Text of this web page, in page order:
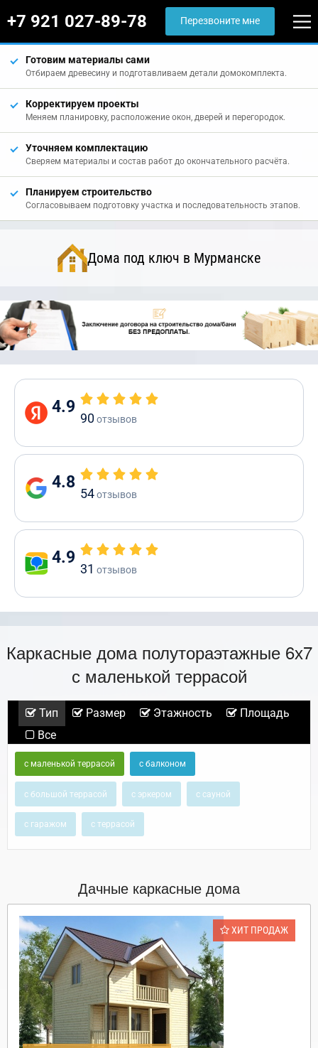
+7 921 027-89-78 Перезвоните мне
Готовим материалы сами
Отбираем древесину и подготавливаем детали домокомплекта.
Корректируем проекты
Меняем планировку, расположение окон, дверей и перегородок.
Уточняем комплектацию
Сверяем материалы и состав работ до окончательного расчёта.
Планируем строительство
Согласовываем подготовку участка и последовательность этапов.
Дома под ключ в Мурманске
4.9
90отзывов
4.8
54отзывов
4.9
31 отзывов
Каркасные дома полутораэтажные 6х7
с маленькой террасой
Тип Размер Этажность
Площадь
Все
с маленькой террасой с балконом
с большой террасой с эркером с сауной
с гаражом с террасой
Дачные каркасные дома
ХИТ ПРОДАЖ